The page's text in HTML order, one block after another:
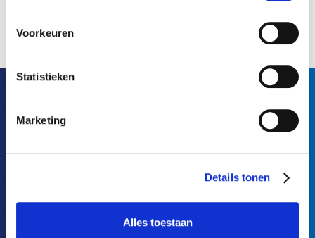
Voorkeuren
Statistieken
Marketing
Details tonen
Alles toestaan